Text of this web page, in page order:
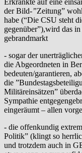
der Bild-”Zeitung”
habe (“Die CSU steht
gegenüber”),wird das
gebrandmarkt
- sogar der
die Abgeordneten in
bedeuten/garantieren,
die
Militäreinsätzen”
Sympathie
eingeräumt – allen
- die offenkundig
Politik” (klingt so
und trotzdem auch in